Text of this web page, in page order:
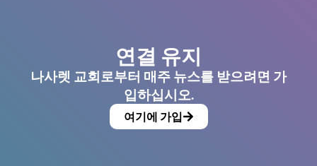
연결 유지
나사렛 교회로부터 매주 뉴스를 받으려면 가
입하십시오.
여기에 가입